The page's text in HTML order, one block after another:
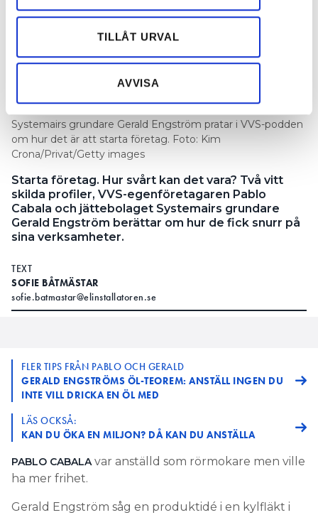
annons- och analysföretag som vi samarbetar med.
Dessa kan i sin tur kombinera informationen med annan
samlat in när du har använt deras tjänster.
TILLÅT URVAL
AVVISA
Systemairs grundare Gerald Engström pratar i VVS-podden
om hur det är att starta företag. Foto: Kim
Crona/Privat/Getty images
Starta företag. Hur svårt kan det vara? Två vitt
skilda profiler, VVS-egenföretagaren Pablo
Cabala och jättebolaget Systemairs grundare
Gerald Engström berättar om hur de fick snurr på
sina verksamheter.
TEXT
SOFIE BÅTMÄSTAR
sofie.batmastar@elinstallatoren.se
FLER TIPS FRÅN PABLO OCH GERALD
GERALD ENGSTRÖMS ÖL-TEOREM: ANSTÄLL INGEN DU
INTE VILL DRICKA EN ÖL MED
LÄS OCKSÅ:
KAN DU ÖKA EN MILJON? DÅ KAN DU ANSTÄLLA
PABLO CABALAvar anställd som rörmokare men ville
ha mer frihet.
Gerald Engström såg en produktidé i en kylfläkt i